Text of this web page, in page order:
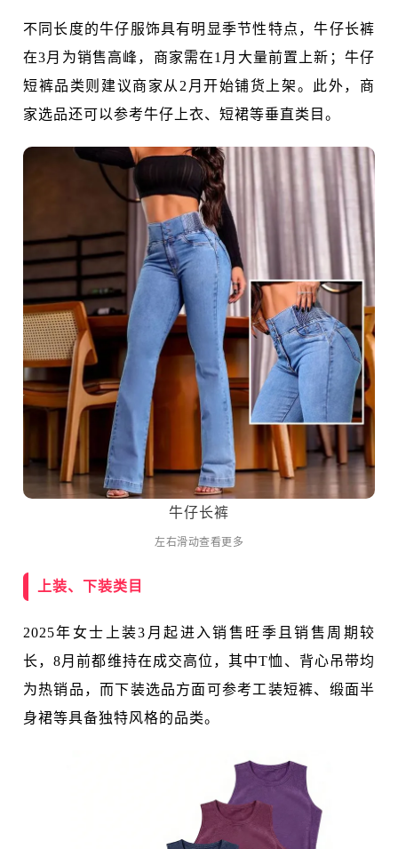
不同长度的牛仔服饰具有明显季节性特点，牛仔长裤
在3月为销售高峰，商家需在1月大量前置上新；牛仔
短裤品类则建议商家从2月开始铺货上架。此外，商
家选品还可以参考牛仔上衣、短裙等垂直类目。
牛仔长裤
左右滑动查看更多
上装、下装类目
2025年女士上装3月起进入销售旺季且销售周期较
长，8月前都维持在成交高位，其中T恤、背心吊带均
为热销品，而下装选品方面可参考工装短裤、缎面半
身裙等具备独特风格的品类。